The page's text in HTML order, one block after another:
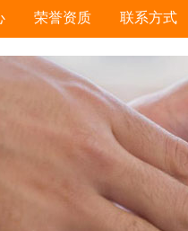
荣誉资质 联系方式